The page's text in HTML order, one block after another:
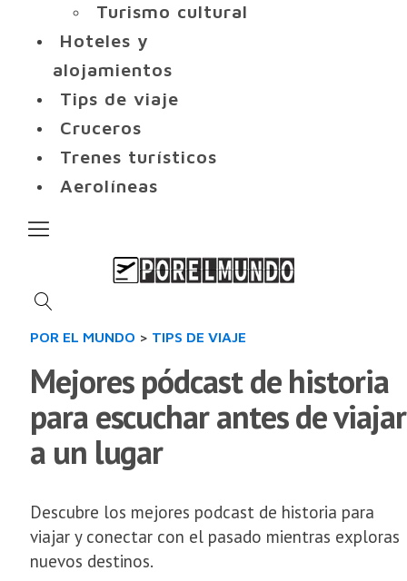
Turismo cultural
Hoteles y
alojamientos
Tips de viaje
Cruceros
Trenes turísticos
Aerolíneas
POR EL MUNDO > TIPS DE VIAJE
Mejores pódcast de historia​
para escuchar antes de viajar
a un lugar
Descubre los mejores podcast de historia para
viajar y conectar con el pasado mientras exploras
nuevos destinos.